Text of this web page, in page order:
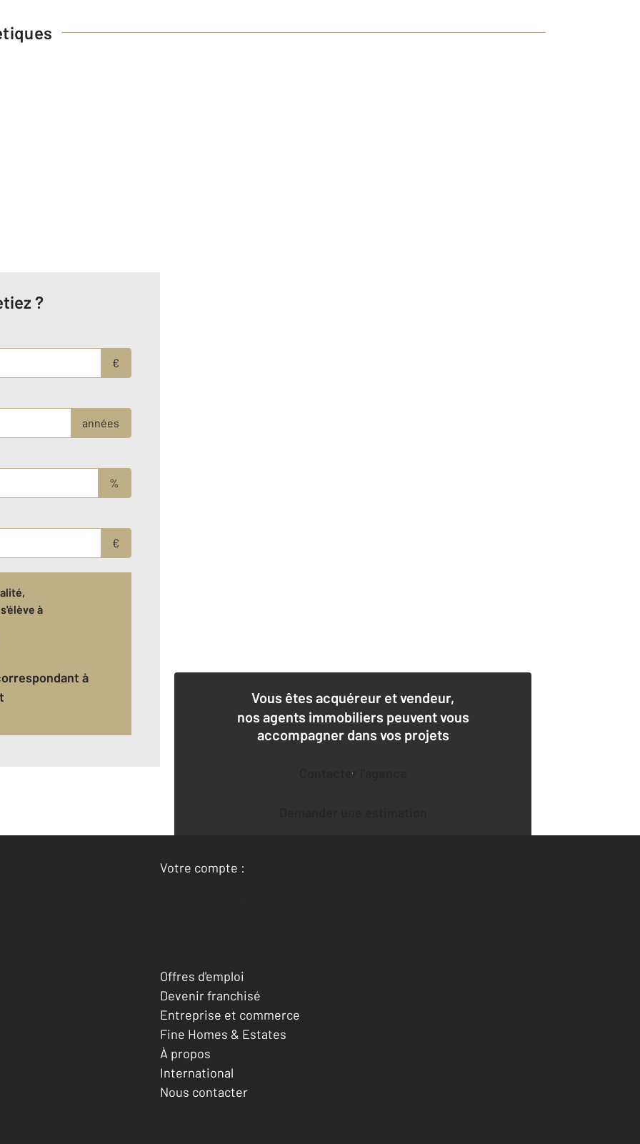
?
€
années
%
€
à
Vous êtes acquéreur et vendeur,
nos agents immobiliers peuvent vous
accompagner dans vos projets
Contacter l'agence
Demander une estimation
Votre compte :
Accéder à mon compte
Offres d'emploi
Devenir franchisé
Entreprise et commerce
Fine Homes & Estates
À propos
International
Nous contacter